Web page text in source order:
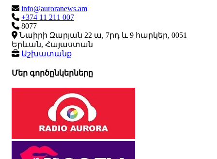
info@auroranews.am
+374 11 211 007
8077
Նաիրի Զարյան 22 ա, 7րդ և 9 հարկեր, 0051
Երևան, Հայաստան
Աշխատանք
Մեր գործընկերները